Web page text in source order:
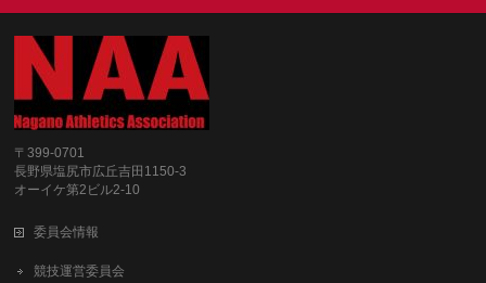
〒399-0701
長野県塩尻市広丘吉田1150-3
オーイケ第2ビル2-10
委員会情報
競技運営委員会